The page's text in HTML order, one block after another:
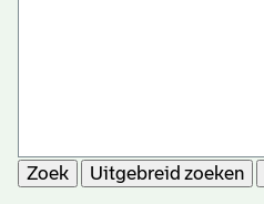
Zoek
Uitgebreid zoeken